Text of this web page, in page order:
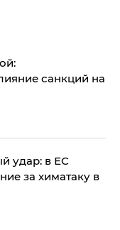
санкций на
удар: в ЕС
за химатаку в